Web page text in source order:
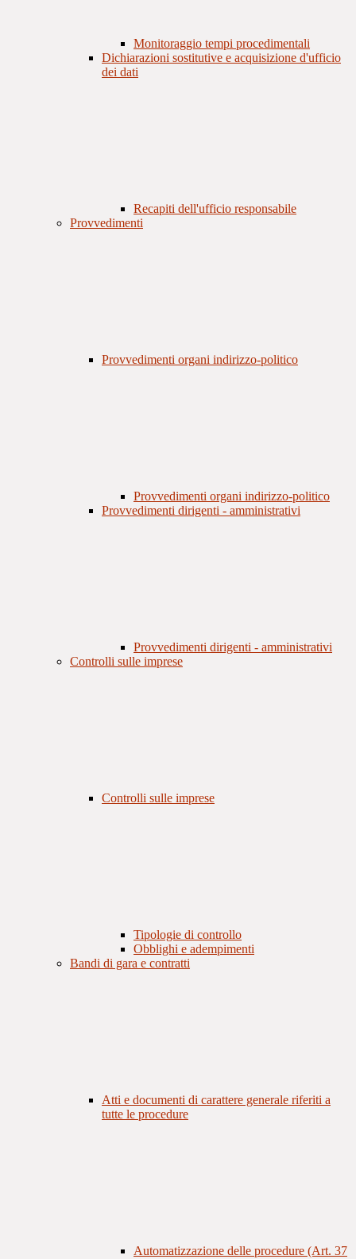
Monitoraggio tempi procedimentali
Dichiarazioni sostitutive e acquisizione d'ufficio
dei dati
Recapiti dell'ufficio responsabile
Provvedimenti
Provvedimenti organi indirizzo-politico
Provvedimenti organi indirizzo-politico
Provvedimenti dirigenti - amministrativi
Provvedimenti dirigenti - amministrativi
Controlli sulle imprese
Controlli sulle imprese
Tipologie di controllo
Obblighi e adempimenti
Bandi di gara e contratti
Atti e documenti di carattere generale riferiti a
tutte le procedure
Automatizzazione delle procedure (Art. 37